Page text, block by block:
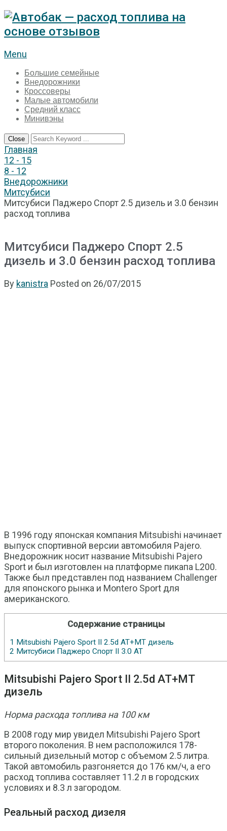
Menu
Большие семейные
Внедорожники
Кроссоверы
Малые автомобили
Средний класс
Минивэны
Close
Главная
12 - 15
8 - 12
Внедорожники
Митсубиси
Митсубиси Паджеро Спорт 2.5 дизель и 3.0 бензин
расход топлива
Митсубиси Паджеро Спорт 2.5
дизель и 3.0 бензин расход топлива
By kanistra Posted on 26/07/2015
В 1996 году японская компания Mitsubishi начинает
выпуск спортивной версии автомобиля Pajero.
Внедорожник носит название Mitsubishi Pajero
Sport и был изготовлен на платформе пикапа L200.
Также был представлен под названием Challenger
для японского рынка и Montero Sport для
американского.
Содержание страницы
1 Mitsubishi Pajero Sport II 2.5d АТ+МТ дизель
2 Митсубиси Паджеро Спорт II 3.0 АТ
Mitsubishi Pajero Sport II 2.5d АТ+МТ
дизель
Норма расхода топлива на 100 км
В 2008 году мир увидел Mitsubishi Pajero Sport
второго поколения. В нем расположился 178-
сильный дизельный мотор с объемом 2.5 литра.
Такой автомобиль разгоняется до 176 км/ч, а его
расход топлива составляет 11.2 л в городских
условиях и 8.3 л загородом.
Реальный расход дизеля